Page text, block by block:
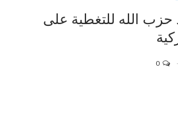
الله للتغطية على